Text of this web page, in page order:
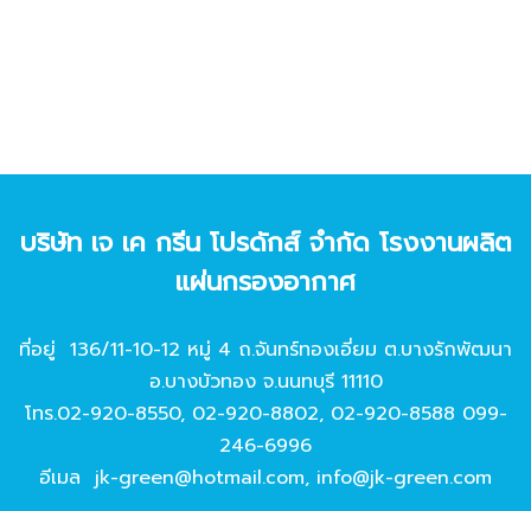
บริษัท เจ เค กรีน โปรดักส์ จํากัด โรงงานผลิต
แผ่นกรองอากาศ
ที่อยู่ 136/11-10-12 หมู่ 4 ถ.จันทร์ทองเอี่ยม ต.บางรักพัฒนา
อ.บางบัวทอง จ.นนทบุรี 11110
โทร.02-920-8550, 02-920-8802, 02-920-8588 099-
246-6996
อีเมล jk-green@hotmail.com, info@jk-green.com